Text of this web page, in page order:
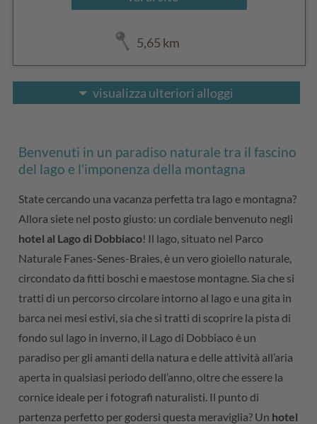
5,65 km
visualizza ulteriori alloggi
Benvenuti in un paradiso naturale tra il fascino
del lago e l’imponenza della montagna
State cercando una vacanza perfetta tra lago e montagna?
Allora siete nel posto giusto: un cordiale benvenuto negli
hotel al Lago di Dobbiaco! Il lago, situato nel Parco
Naturale Fanes-Senes-Braies, è un vero gioiello naturale,
circondato da fitti boschi e maestose montagne. Sia che si
tratti di un percorso circolare intorno al lago e una gita in
barca nei mesi estivi, sia che si tratti di scoprire la pista di
fondo sul lago in inverno, il Lago di Dobbiaco è un
paradiso per gli amanti della natura e delle attività all’aria
aperta in qualsiasi periodo dell’anno, oltre che essere la
cornice ideale per i fotografi naturalisti. Il punto di
partenza perfetto per godersi questa meraviglia? Un hotel